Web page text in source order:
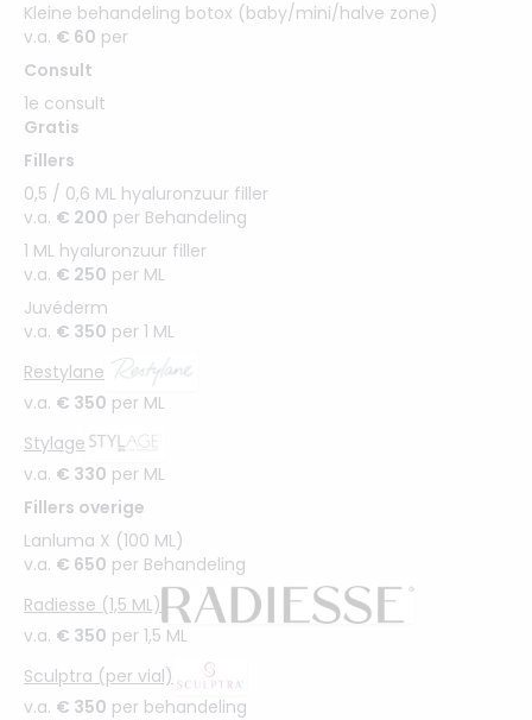
Kleine behandeling botox (baby/mini/halve zone)
v.a. € 60 per
Consult
1e consult
Gratis
Fillers
0,5 / 0,6 ML hyaluronzuur filler
v.a. € 200 per Behandeling
1 ML hyaluronzuur filler
v.a. € 250 per ML
Juvéderm
v.a. € 350 per 1 ML
Restylane
v.a. € 350 per ML
Stylage
v.a. € 330 per ML
Fillers overige
Lanluma X (100 ML)
v.a. € 650 per Behandeling
Radiesse (1,5 ML)
v.a. € 350 per 1,5 ML
Sculptra (per vial)
v.a. € 350 per behandeling